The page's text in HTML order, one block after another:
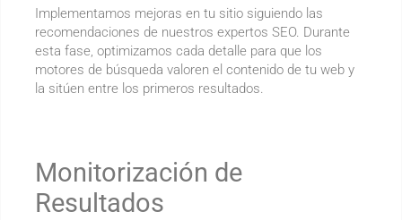
Implementamos mejoras en tu sitio siguiendo las
recomendaciones de nuestros expertos SEO. Durante
esta fase, optimizamos cada detalle para que los
motores de búsqueda valoren el contenido de tu web y
la sitúen entre los primeros resultados.
Monitorización de
Resultados